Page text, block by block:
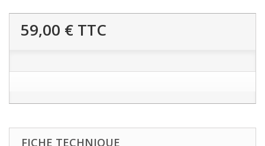
59,00 € TTC
FICHE TECHNIQUE